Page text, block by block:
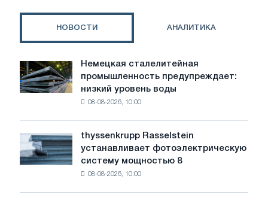
НОВОСТИ АНАЛИТИКА
Немецкая
сталелитейная
промышленность
предупреждает:
воды
угрожает
Немецкая сталелитейная
промышленность предупреждает:
низкий уровень воды
08-08-2026, 10:00
thyssenkrupp
Rasselstein
устанавливает
фотоэлектрическую
thyssenkrupp Rasselstein
устанавливает фотоэлектрическую
систему мощностью 8
08-08-2026, 10:00